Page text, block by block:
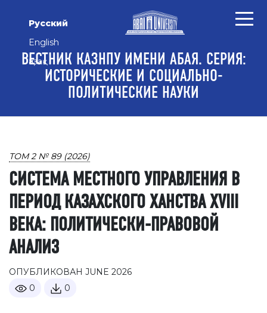
Русский
English
Қазақ
ВЕСТНИК КАЗНПУ ИМЕНИ АБАЯ. СЕРИЯ:
ИСТОРИЧЕСКИЕ И СОЦИАЛЬНО-
ПОЛИТИЧЕСКИЕ НАУКИ
ТОМ 2 № 89 (2026)
СИСТЕМА МЕСТНОГО УПРАВЛЕНИЯ В
ПЕРИОД КАЗАХСКОГО ХАНСТВА XVIII
ВЕКА: ПОЛИТИЧЕСКИ-ПРАВОВОЙ
АНАЛИЗ
ОПУБЛИКОВАН JUNE 2026
0
0